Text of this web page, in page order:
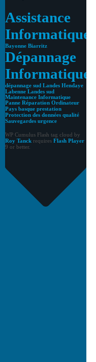
Assistance
Informatique
Bayonne Biarritz
Dépannage
Informatique
dépannage sud Landes Hendaye
Labenne Landes sud
Maintenance Informatique
Panne Réparation Ordinateur
Pays basque prestation
Protection des données qualité
Sauvegardes urgence
WP Cumulus Flash tag cloud by
Roy Tanck requires Flash Player
9 or better.